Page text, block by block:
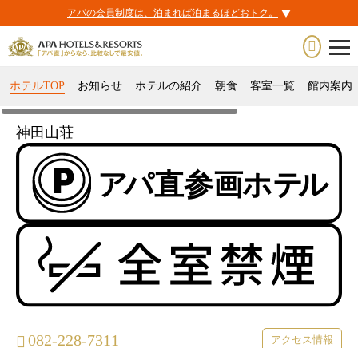
アパの会員制度は、泊まれば泊まるほどおトク。
ホテルTOP お知らせ ホテルの紹介 朝食 客室一覧 館内案内
神田山荘
082-228-7311
アクセス情報